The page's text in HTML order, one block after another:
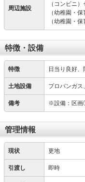
周辺施設
（コンビニ
（幼稚園・
（幼稚園・
特徴・設備
特徴 日当り良好
土地設備 プロパンガ
備考 ※設備：区
管理情報
現状 更地
引渡し 即時